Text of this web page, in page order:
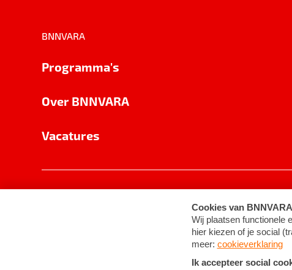
BNNVARA
Programma's
Over BNNVARA
Vacatures
Cookie-instellingen Algemene